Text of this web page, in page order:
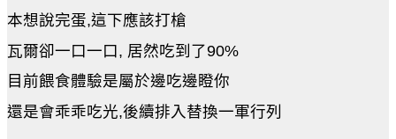
本想說完蛋,這下應該打槍
瓦爾卻一口一口, 居然吃到了90%
目前餵食體驗是屬於邊吃邊瞪你
還是會乖乖吃光,後續排入替換一軍行列